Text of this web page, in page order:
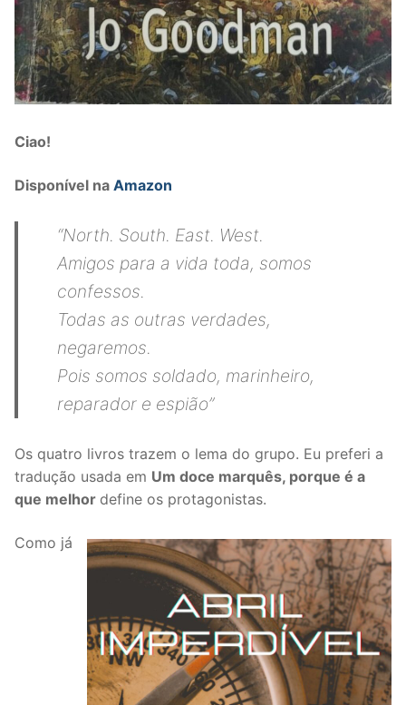
Ciao!
Disponível na Amazon
“North. South. East. West.
Amigos para a vida toda, somos
confessos.
Todas as outras verdades,
negaremos.
Pois somos soldado, marinheiro,
reparador e espião”
Os quatro livros trazem o lema do grupo. Eu preferi a
tradução usada em Um doce marquês, porque é a
que melhor define os protagonistas.
Como já